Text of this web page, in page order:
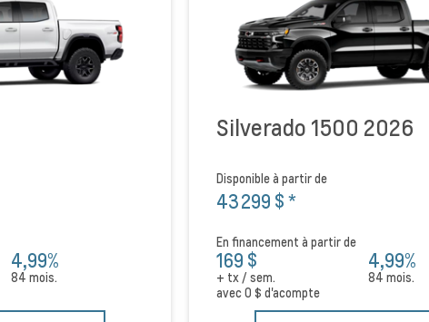
4,99%
84 mois.
Silverado 1500 2026
Disponible à partir de
43 299 $*
En financement à partir de
169 $
+ tx / sem.
4,99%
84 mois.
avec 0 $ d'acompte